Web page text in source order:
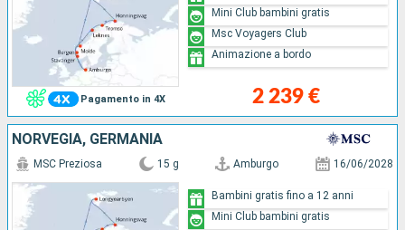
Pagamento in 4X 2 239 €
Mini Club bambini gratis
Msc Voyagers Club
Animazione a bordo
NORVEGIA, GERMANIA
MSC Preziosa 15 g Amburgo 16/06/2028
Bambini gratis fino a 12 anni
Mini Club bambini gratis